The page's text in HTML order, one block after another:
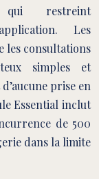
restreint
Les
les consultations
simples et
prise en
Essential inclut
de 500
dans la limite